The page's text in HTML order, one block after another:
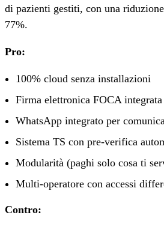
di pazienti gestiti, con una
77%.
Pro:
100% cloud senza installazioni
Firma elettronica FOCA integrata
WhatsApp integrato per
Sistema TS con pre-verifica
Modularità (paghi solo cosa ti
Multi-operatore con accessi
Contro: